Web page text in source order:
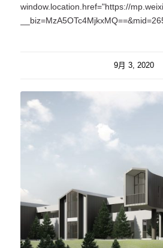
window.location.href="https://
9月 3, 2020